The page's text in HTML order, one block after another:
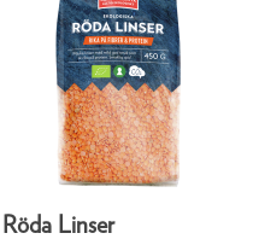
Röda Linser